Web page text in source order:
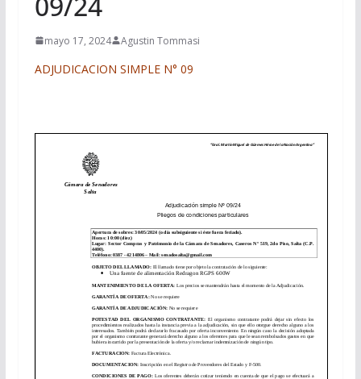
mayo 17, 2024 Agustin Tommasi
ADJUDICACION SIMPLE N° 09